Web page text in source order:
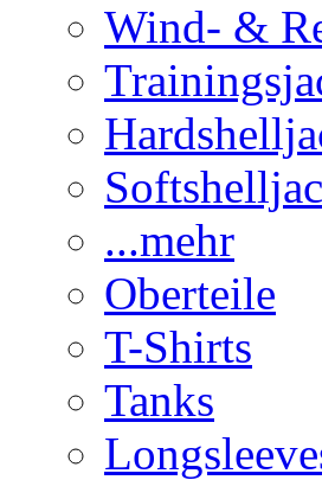
Wind- &
...mehr
Oberteile
T-Shirts
Tanks